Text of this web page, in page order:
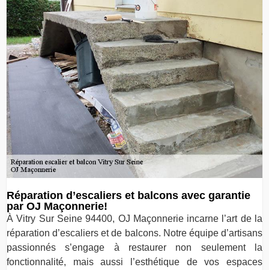
Réparation d’escaliers et balcons avec garantie
par OJ Maçonnerie!
À Vitry Sur Seine 94400, OJ Maçonnerie incarne l’art de la
réparation d’escaliers et de balcons. Notre équipe d’artisans
passionnés s’engage à restaurer non seulement la
fonctionnalité, mais aussi l’esthétique de vos espaces